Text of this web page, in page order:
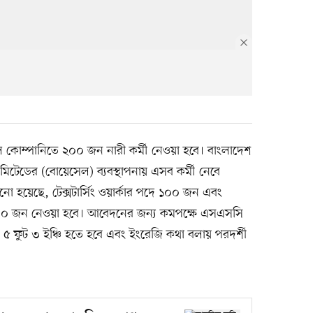
কোম্পানিতে ২০০ জন নারী কর্মী নেওয়া হবে। বাংলাদেশ
(বোয়েসেল) ব্যবস্থাপনায় এসব কর্মী নেবে
হয়েছে, টেক্সটার্সিং ওয়ার্কার পদে ১০০ জন এবং
১০০ জন নেওয়া হবে। আবেদনের জন্য কমপক্ষে এসএসসি
ফুট ৩ ইঞ্চি হতে হবে এবং ইংরেজি কথা বলায় পরদর্শী